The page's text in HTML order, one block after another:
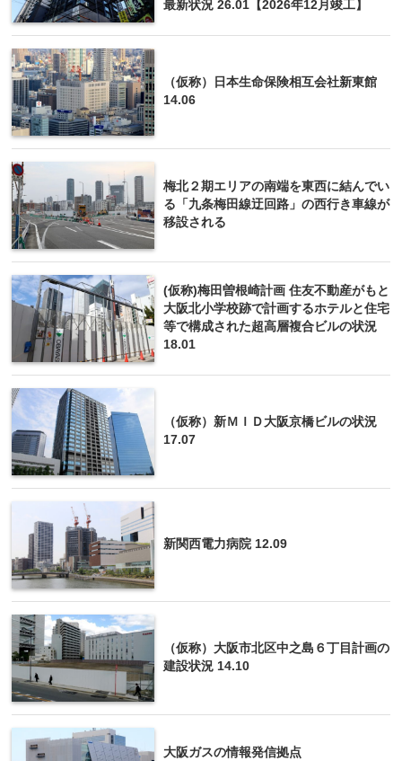
最新状況 26.01【2026年12月竣工】
（仮称）日本生命保険相互会社新東館
14.06
梅北２期エリアの南端を東西に結んでい
る「九条梅田線迂回路」の西行き車線が
移設される
(仮称)梅田曽根崎計画 住友不動産がもと
大阪北小学校跡で計画するホテルと住宅
等で構成された超高層複合ビルの状況
18.01
（仮称）新ＭＩＤ大阪京橋ビルの状況
17.07
新関西電力病院 12.09
（仮称）大阪市北区中之島６丁目計画の
建設状況 14.10
大阪ガスの情報発信拠点